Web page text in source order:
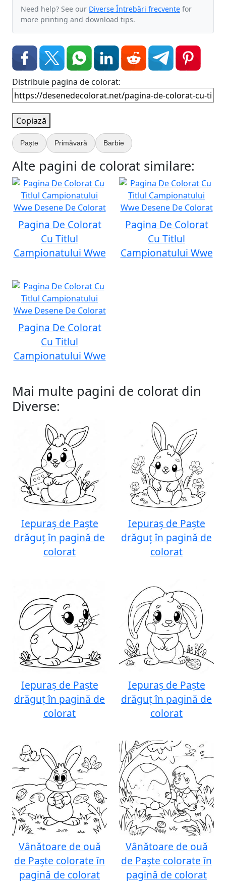
Need help? See our Diverse Întrebări frecvente for
more printing and download tips.
Distribuie pagina de colorat:
Copiază
Paște Primăvară Barbie
Alte pagini de colorat similare:
Pagina De Colorat
Cu Titlul
Campionatului Wwe
Pagina De Colorat
Cu Titlul
Campionatului Wwe
Pagina De Colorat
Cu Titlul
Campionatului Wwe
Mai multe pagini de colorat din
Diverse:
Iepuraș de Paște
drăguț în pagină de
colorat
Iepuraș de Paște
drăguț în pagină de
colorat
Iepuraș de Paște
drăguț în pagină de
colorat
Iepuraș de Paște
drăguț în pagină de
colorat
Vânătoare de ouă
de Paște colorate în
pagină de colorat
Vânătoare de ouă
de Paște colorate în
pagină de colorat